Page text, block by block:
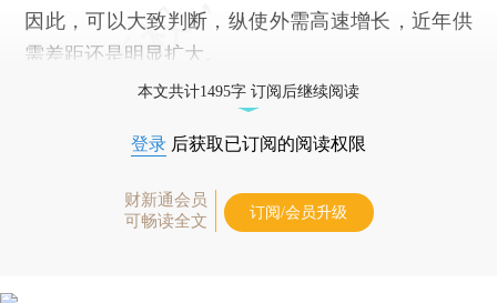
因此，可以大致判断，纵使外需高速增长，近年供
需差距还是明显扩大。
本文共计1495字 订阅后继续阅读
登录 后获取已订阅的阅读权限
财新通会员
可畅读全文
订阅/会员升级